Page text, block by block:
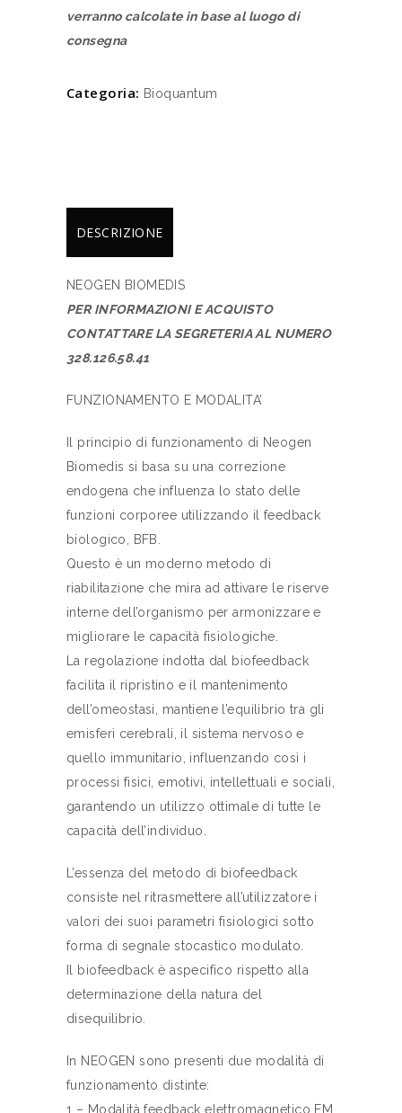
verranno calcolate in base al luogo di
consegna
Categoria: Bioquantum
DESCRIZIONE
NEOGEN BIOMEDIS
PER INFORMAZIONI E ACQUISTO
CONTATTARE LA SEGRETERIA AL NUMERO
328.126.58.41
FUNZIONAMENTO E MODALITA’
Il principio di funzionamento di Neogen
Biomedis si basa su una correzione
endogena che influenza lo stato delle
funzioni corporee utilizzando il feedback
biologico, BFB.
Questo è un moderno metodo di
riabilitazione che mira ad attivare le riserve
interne dell’organismo per armonizzare e
migliorare le capacità fisiologiche.
La regolazione indotta dal biofeedback
facilita il ripristino e il mantenimento
dell’omeostasi, mantiene l’equilibrio tra gli
emisferi cerebrali, il sistema nervoso e
quello immunitario, influenzando così i
processi fisici, emotivi, intellettuali e sociali,
garantendo un utilizzo ottimale di tutte le
capacità dell’individuo.
L’essenza del metodo di biofeedback
consiste nel ritrasmettere all’utilizzatore i
valori dei suoi parametri fisiologici sotto
forma di segnale stocastico modulato.
Il biofeedback è aspecifico rispetto alla
determinazione della natura del
disequilibrio.
In NEOGEN sono presenti due modalità di
funzionamento distinte:
1 – Modalità feedback elettromagnetico EM